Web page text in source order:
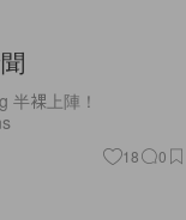
半裸上陣！
18 0